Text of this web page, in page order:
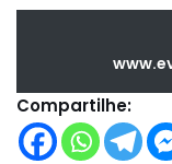
Compartilhe: